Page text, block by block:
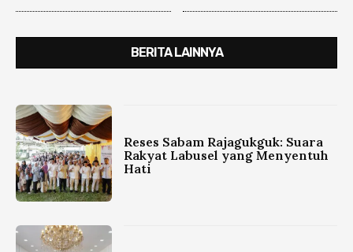
BERITA LAINNYA
Reses Sabam Rajagukguk: Suara
Rakyat Labusel yang Menyentuh
Hati